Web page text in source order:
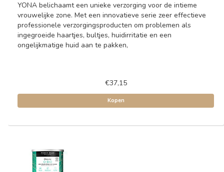
YONA belichaamt een unieke verzorging voor de intieme
vrouwelijke zone. Met een innovatieve serie zeer effectieve
professionele verzorgingsproducten om problemen als
ingegroeide haartjes, bultjes, huidirritatie en een
ongelijkmatige huid aan te pakken,
€37,15
Kopen